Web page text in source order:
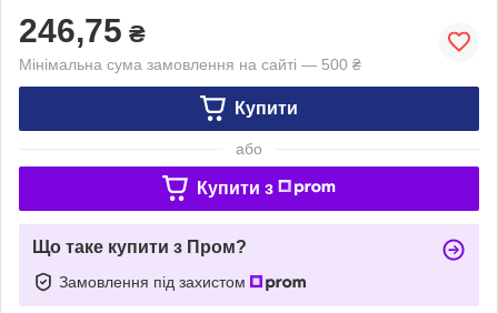
246,75 ₴
Мінімальна сума замовлення на сайті — 500 ₴
Купити
або
Купити з
Що таке купити з Пром?
Замовлення під захистом